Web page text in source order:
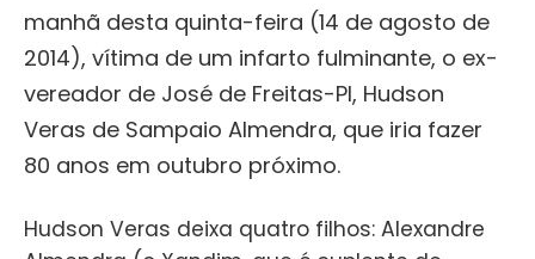
manhã desta quinta-feira (14 de agosto de
2014), vítima de um infarto fulminante, o ex-
vereador de José de Freitas-PI, Hudson
Veras de Sampaio Almendra, que iria fazer
80 anos em outubro próximo.
Hudson Veras deixa quatro filhos: Alexandre